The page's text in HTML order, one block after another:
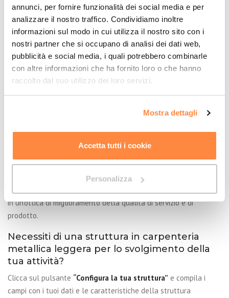
annunci, per fornire funzionalità dei social media e per
analizzare il nostro traffico. Condividiamo inoltre
informazioni sul modo in cui utilizza il nostro sito con i
nostri partner che si occupano di analisi dei dati web,
pubblicità e social media, i quali potrebbero combinarle
con altre informazioni che ha fornito loro o che hanno
raccolto dal suo utilizzo dei loro servizi.
Mostra dettagli
Accetta tutti i cookie
Personalizza
è attrezzata con materiali e macchinari per poter creare tutti i
prodotti in catalogo e soddisfare qualunque esigenza
3. Definizione delle specifiche di saldatura e
di lavorazione
Lo staff tecnico di Adriatica Chiusure fornisce agli operai in
foratura e l’assemblaggio delle singole componenti.
4. Controllo e monitoraggio delle fasi di
Adriatica Chiusure garantisce ilmonitoraggio continuo delle
di approvvigionamento dei materiali e di produzione. Dal
in un’ottica di miglioramento della qualità di servizio e di
prodotto.
Necessiti di una struttura in carpenteria
metallica leggera per lo svolgimento della
tua attività?
Clicca sul pulsante “Configura la tua struttura” e compila i
campi con i tuoi dati e le caratteristiche della struttura